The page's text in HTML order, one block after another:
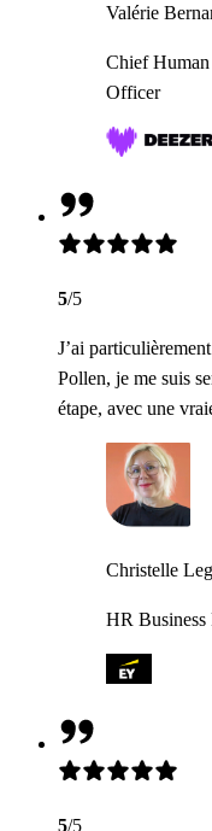
Valérie
Chief Human
Officer
5/5
J’ai
Pollen, je me suis
étape, avec une
Christelle
HR Business
5/5